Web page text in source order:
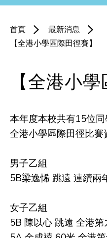
首頁
最新消息
【全港小學區際田徑賽】
【全港小
本年度本校共有15位
全港小學區際田徑比賽
男子乙組
5B梁逸悕 跳遠 連續兩
女子乙組
5B 陳以心 跳遠 全港第